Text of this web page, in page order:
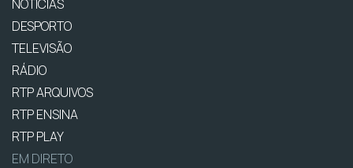
NOTÍCIAS
DESPORTO
TELEVISÃO
RÁDIO
RTP ARQUIVOS
RTP ENSINA
RTP PLAY
EM DIRETO